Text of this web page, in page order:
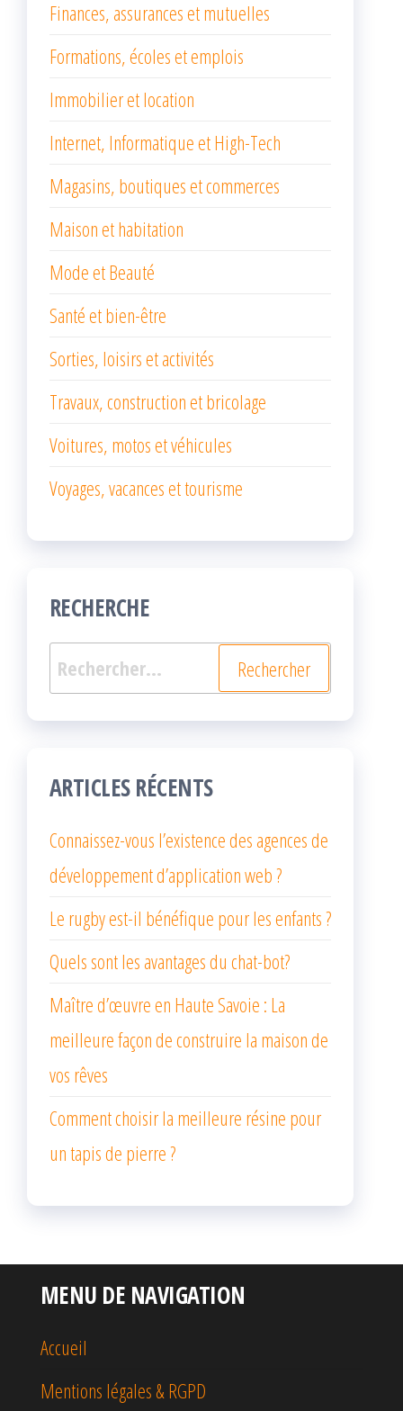
Finances, assurances et mutuelles
Formations, écoles et emplois
Immobilier et location
Internet, Informatique et High-Tech
Magasins, boutiques et commerces
Maison et habitation
Mode et Beauté
Santé et bien-être
Sorties, loisirs et activités
Travaux, construction et bricolage
Voitures, motos et véhicules
Voyages, vacances et tourisme
RECHERCHE
Rechercher :
ARTICLES RÉCENTS
Connaissez-vous l’existence des agences de
développement d’application web ?
Le rugby est-il bénéfique pour les enfants ?
Quels sont les avantages du chat-bot?
Maître d’œuvre en Haute Savoie : La
meilleure façon de construire la maison de
vos rêves
Comment choisir la meilleure résine pour
un tapis de pierre ?
MENU DE NAVIGATION
Accueil
Mentions légales & RGPD